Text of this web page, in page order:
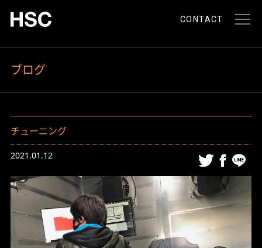
CONTACT
ブログ
チューニング
2021.01.12